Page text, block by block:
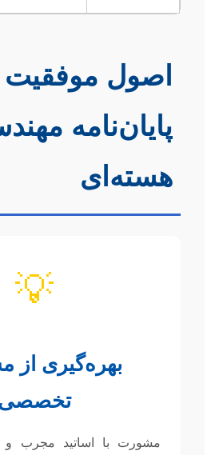
اصول موفقیت
پایان‌نامه
هسته‌ای
💡
بهره‌گیری از
مشورت با اساتید مجرب